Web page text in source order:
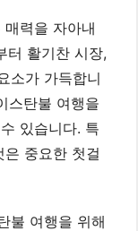
력을 자아내
터 활기찬 시장,
소가 가득합니
스탄불 여행을
있습니다. 특
중요한 첫걸
불 여행을 위해